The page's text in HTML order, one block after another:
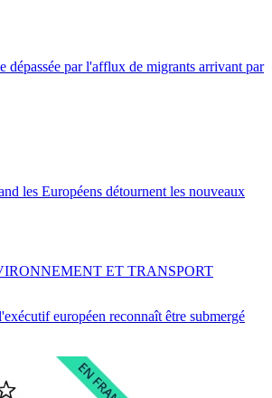
dépassée par l'afflux de migrants arrivant par
les Européens détournent les nouveaux
européen reconnaît être submergé
ET TRANSPORT